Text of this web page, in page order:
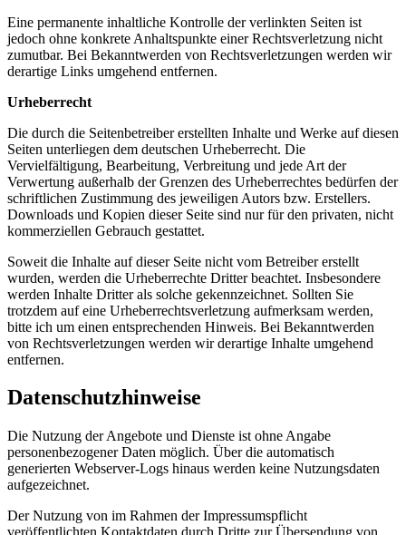
Eine permanente inhaltliche Kontrolle der verlinkten Seiten ist
jedoch ohne konkrete Anhaltspunkte einer Rechtsverletzung nicht
zumutbar. Bei Bekanntwerden von Rechtsverletzungen werden wir
derartige Links umgehend entfernen.
Urheberrecht
Die durch die Seitenbetreiber erstellten Inhalte und Werke auf diesen
Seiten unterliegen dem deutschen Urheberrecht. Die
Vervielfältigung, Bearbeitung, Verbreitung und jede Art der
Verwertung außerhalb der Grenzen des Urheberrechtes bedürfen der
schriftlichen Zustimmung des jeweiligen Autors bzw. Erstellers.
Downloads und Kopien dieser Seite sind nur für den privaten, nicht
kommerziellen Gebrauch gestattet.
Soweit die Inhalte auf dieser Seite nicht vom Betreiber erstellt
wurden, werden die Urheberrechte Dritter beachtet. Insbesondere
werden Inhalte Dritter als solche gekennzeichnet. Sollten Sie
trotzdem auf eine Urheberrechtsverletzung aufmerksam werden,
bitte ich um einen entsprechenden Hinweis. Bei Bekanntwerden
von Rechtsverletzungen werden wir derartige Inhalte umgehend
entfernen.
Datenschutzhinweise
Die Nutzung der Angebote und Dienste ist ohne Angabe
personenbezogener Daten möglich. Über die automatisch
generierten Webserver-Logs hinaus werden keine Nutzungsdaten
aufgezeichnet.
Der Nutzung von im Rahmen der Impressumspflicht